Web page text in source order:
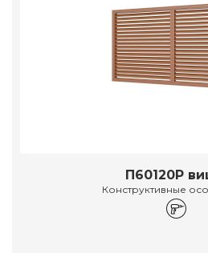
П60120Р
Конструктивные